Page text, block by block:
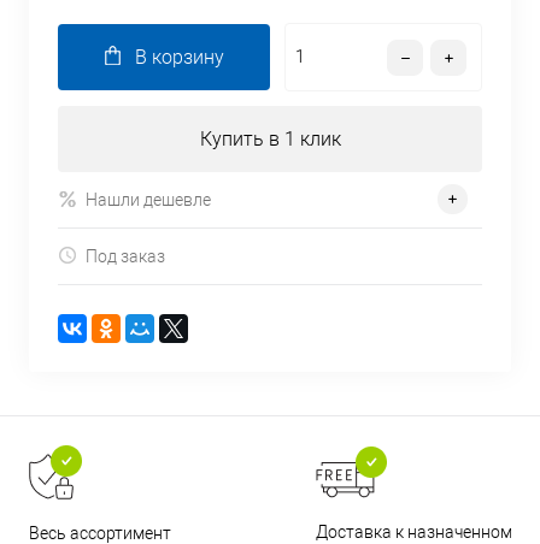
В корзину
Купить в 1 клик
Нашли дешевле
Под заказ
Весь ассортимент
Доставка к назначенному